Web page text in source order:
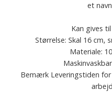
et
Kan gives
Størrelse: Skal 16 cm,
Materiale:
Bemærk Leveringstiden